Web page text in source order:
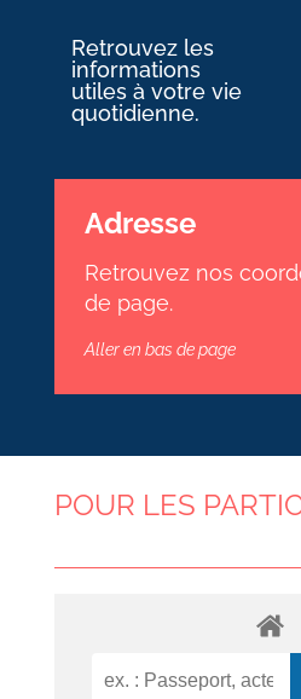
Retrouvez les
informations
utiles à votre vie
quotidienne.
Adresse
Retrouvez nos
de page.
Aller en bas de page
POUR LES